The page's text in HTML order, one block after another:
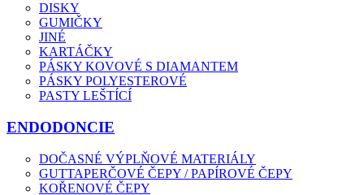
DISKY
GUMIČKY
JINÉ
KARTÁČKY
PÁSKY KOVOVÉ S DIAMANTEM
PÁSKY POLYESTEROVÉ
PASTY LEŠTÍCÍ
ENDODONCIE
DOČASNÉ VÝPLŇOVÉ MATERIÁLY
GUTTAPERČOVÉ ČEPY / PAPÍROVÉ ČEPY
KOŘENOVÉ ČEPY